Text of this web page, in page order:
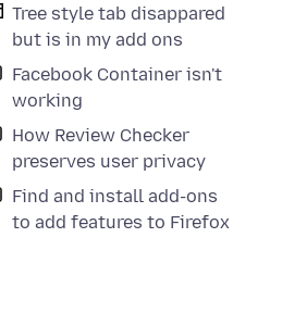
Tree style tab disappared
but is in my add ons
Facebook Container isn't
working
How Review Checker
preserves user privacy
Find and install add-ons
to add features to Firefox